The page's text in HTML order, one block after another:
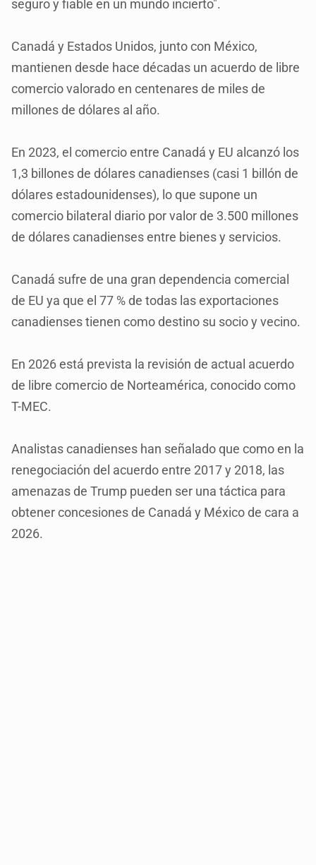
seguro y fiable en un mundo incierto".
Canadá y Estados Unidos, junto con México,
mantienen desde hace décadas un acuerdo de libre
comercio valorado en centenares de miles de
millones de dólares al año.
En 2023, el comercio entre Canadá y EU alcanzó los
1,3 billones de dólares canadienses (casi 1 billón de
dólares estadounidenses), lo que supone un
comercio bilateral diario por valor de 3.500 millones
de dólares canadienses entre bienes y servicios.
Canadá sufre de una gran dependencia comercial
de EU ya que el 77 % de todas las exportaciones
canadienses tienen como destino su socio y vecino.
En 2026 está prevista la revisión de actual acuerdo
de libre comercio de Norteamérica, conocido como
T-MEC.
Analistas canadienses han señalado que como en la
renegociación del acuerdo entre 2017 y 2018, las
amenazas de Trump pueden ser una táctica para
obtener concesiones de Canadá y México de cara a
2026.